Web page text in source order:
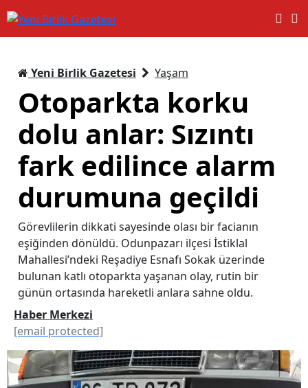
Yeni Birlik Gazetesi Yaşam
Otoparkta korku
dolu anlar: Sızıntı
fark edilince alarm
durumuna geçildi
Görevlilerin dikkati sayesinde olası bir facianın
eşiğinden dönüldü. Odunpazarı ilçesi İstiklal
Mahallesi’ndeki Reşadiye Esnafı Sokak üzerinde
bulunan katlı otoparkta yaşanan olay, rutin bir
günün ortasında hareketli anlara sahne oldu.
Haber Merkezi
[email protected]